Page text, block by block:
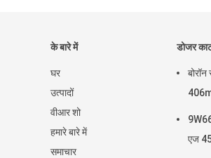
के बारे में
घर
उत्पादों
वीआर शो
हमारे बारे में
समाचार
डोजर
एज 45